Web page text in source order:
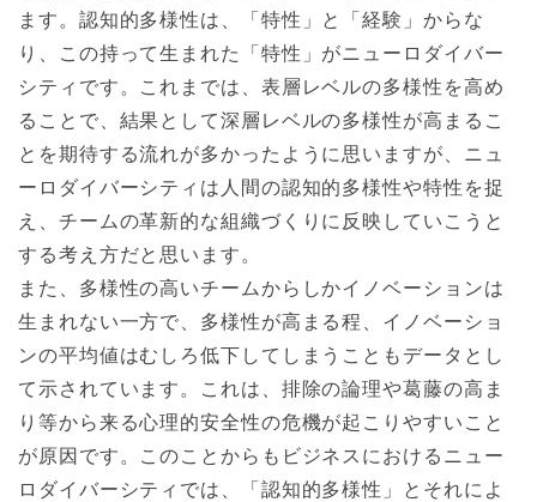
ます。認知的多様性は、「特性」と「経験」からな
り、この持って生まれた「特性」がニューロダイバー
シティです。これまでは、表層レベルの多様性を高め
ることで、結果として深層レベルの多様性が高まるこ
とを期待する流れが多かったように思いますが、ニュ
ーロダイバーシティは人間の認知的多様性や特性を捉
え、チームの革新的な組織づくりに反映していこうと
する考え方だと思います。
また、多様性の高いチームからしかイノベーションは
生まれない一方で、多様性が高まる程、イノベーショ
ンの平均値はむしろ低下してしまうこともデータとし
て示されています。これは、排除の論理や葛藤の高ま
り等から来る心理的安全性の危機が起こりやすいこと
が原因です。このことからもビジネスにおけるニュー
ロダイバーシティでは、「認知的多様性」とそれによ